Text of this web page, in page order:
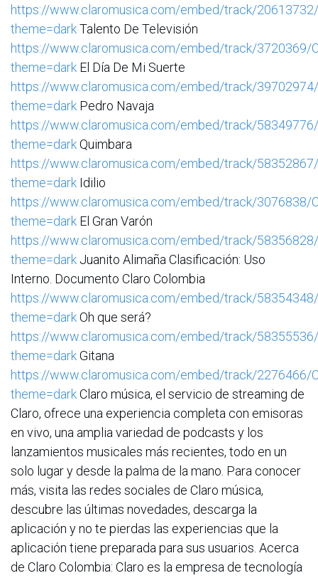
https://www.claromusica.com/embed/track/
theme=darkTalento De Televisión
https://www.claromusica.com/embed/track/3720369/
theme=dark El Día De Mi Suerte
https://www.claromusica.com/embed/track/
theme=dark Pedro Navaja
https://www.claromusica.com/embed/track/
theme=darkQuimbara
https://www.claromusica.com/embed/track/
theme=dark Idilio
https://www.claromusica.com/embed/track/3076838/
theme=dark El Gran Varón
https://www.claromusica.com/embed/track/
theme=dark Juanito Alimaña Clasificación: Uso
Interno. Documento Claro Colombia
https://www.claromusica.com/embed/track/
theme=darkOh que será?
https://www.claromusica.com/embed/track/
theme=darkGitana
https://www.claromusica.com/embed/track/2276466/
theme=darkClaro música, el servicio de streaming de
Claro, ofrece una experiencia completa con emisoras
en vivo, una amplia variedad de podcasts y los
lanzamientos musicales más recientes, todo en un
solo lugar y desde la palma de la mano. Para conocer
más, visita las redes sociales de Claro música,
descubre las últimas novedades, descarga la
aplicación y no te pierdas las experiencias que la
aplicación tiene preparada para sus usuarios. Acerca
de Claro Colombia: Claro es la empresa de tecnología